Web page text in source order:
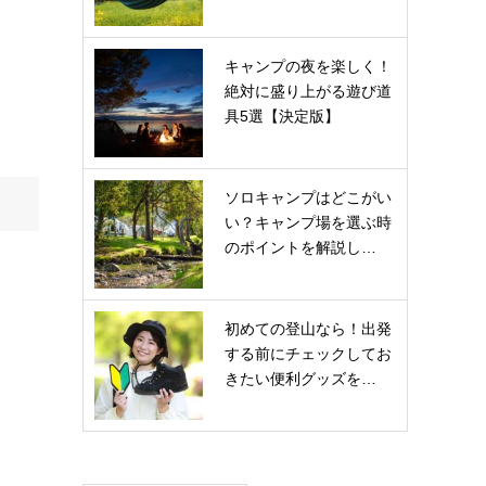
キャンプの夜を楽しく！
絶対に盛り上がる遊び道
具5選【決定版】
ソロキャンプはどこがい
い？キャンプ場を選ぶ時
のポイントを解説し…
初めての登山なら！出発
する前にチェックしてお
きたい便利グッズを…